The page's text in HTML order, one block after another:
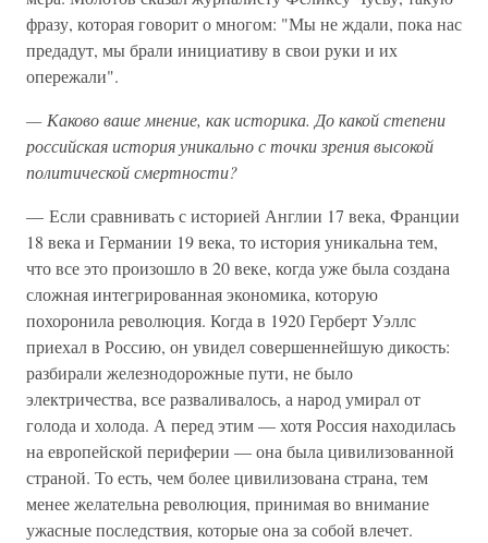
фразу, которая говорит о многом: "Мы не ждали, пока нас
предадут, мы брали инициативу в свои руки и их
опережали".
— Каково ваше мнение, как историка. До какой степени
российская история уникально с точки зрения высокой
политической смертности?
— Если сравнивать с историей Англии 17 века, Франции
18 века и Германии 19 века, то история уникальна тем,
что все это произошло в 20 веке, когда уже была создана
сложная интегрированная экономика, которую
похоронила революция. Когда в 1920 Герберт Уэллс
приехал в Россию, он увидел совершеннейшую дикость:
разбирали железнодорожные пути, не было
электричества, все разваливалось, а народ умирал от
голода и холода. А перед этим — хотя Россия находилась
на европейской периферии — она была цивилизованной
страной. То есть, чем более цивилизована страна, тем
менее желательна революция, принимая во внимание
ужасные последствия, которые она за собой влечет.